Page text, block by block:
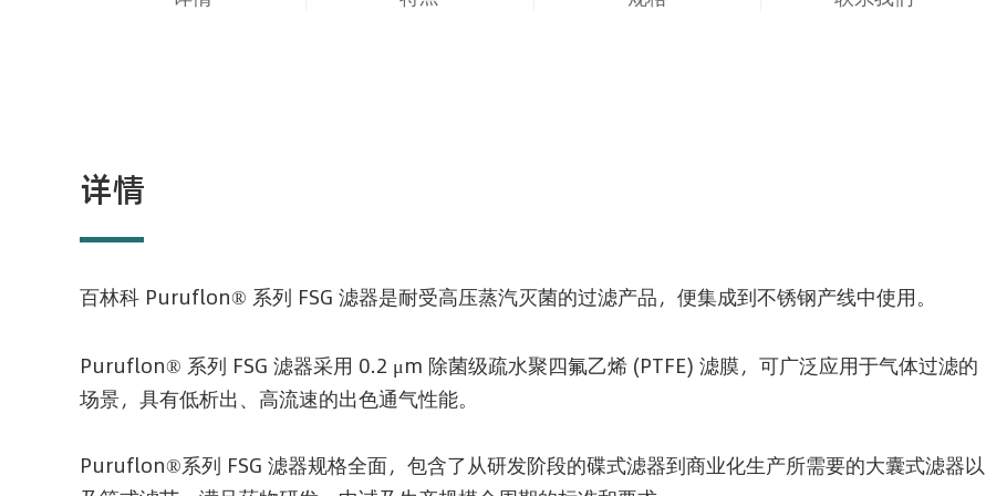
详情
百林科 Puruflon® 系列 FSG 滤器是耐受高压蒸汽灭菌的过滤产品，便集成到不锈钢产线中使用。
Puruflon® 系列 FSG 滤器采用 0.2 μm 除菌级疏水聚四氟乙烯 (PTFE) 滤膜，可广泛应用于气体过滤的
场景，具有低析出、高流速的出色通气性能。
Puruflon®系列 FSG 滤器规格全面，包含了从研发阶段的碟式滤器到商业化生产所需要的大囊式滤器以